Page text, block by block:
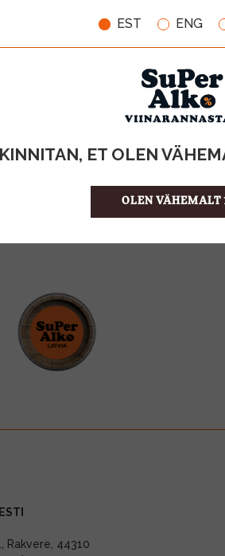
EST ENG
ET OLEN
OLEN VÄHEMALT
ÜHIKU HIND
Rakvere, 44310